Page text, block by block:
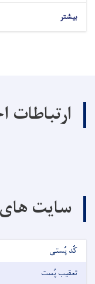
بیشتر
سایت
کُد پُستی
تعقیب پُست